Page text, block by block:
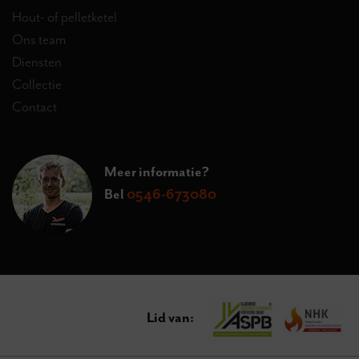
Hout- of pelletketel
Ons team
Diensten
Collectie
Contact
Meer informatie?
Bel 0546-673080
Lid van: